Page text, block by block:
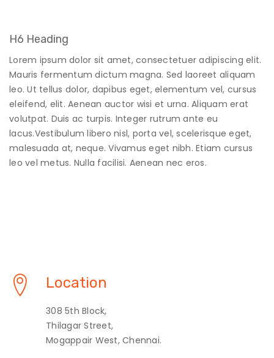
H6 Heading
Lorem ipsum dolor sit amet, consectetuer adipiscing elit.
Mauris fermentum dictum magna. Sed laoreet aliquam
leo. Ut tellus dolor, dapibus eget, elementum vel, cursus
eleifend, elit. Aenean auctor wisi et urna. Aliquam erat
volutpat. Duis ac turpis. Integer rutrum ante eu
lacus.Vestibulum libero nisl, porta vel, scelerisque eget,
malesuada at, neque. Vivamus eget nibh. Etiam cursus
leo vel metus. Nulla facilisi. Aenean nec eros.
Location
308 5th Block,
Thilagar Street,
Mogappair West, Chennai.